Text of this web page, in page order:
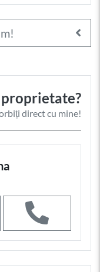
proprietate?
direct cu mine!